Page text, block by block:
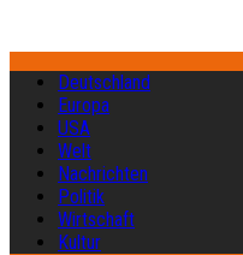
Deutschland
Europa
USA
Welt
Nachrichten
Politik
Wirtschaft
Kultur